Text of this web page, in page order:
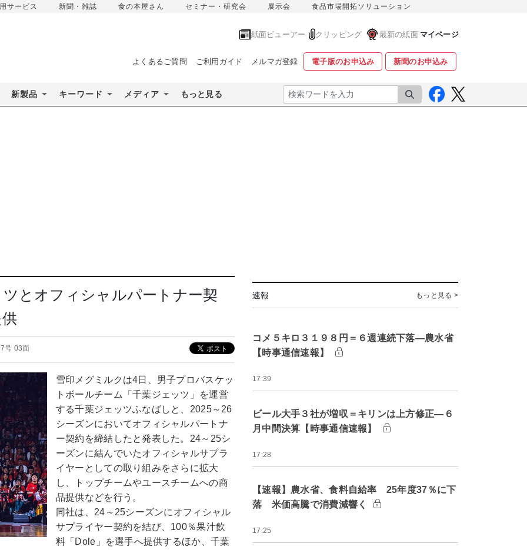
サービス 新聞・雑誌 食の本屋さん セミナー・研究会 展示会 食品市場開拓ソリューション
紙面ビューアー クリッピング 最新の紙面 マイページ
よくあるご質問 ご利用ガイド メルマガ登録 電子版のお申込み 新聞のお申込み
新製品 キーワード メディア もっと見る 検索
とオフィシャルパートナー契
号 03面
雪印メグミルクは4日、男子プロバスケッ
トボールチーム「千葉ジェッツ」を運営
する千葉ジェッツふなばしと、2025～26
シーズンにおいてオフィシャルパートナ
ー契約を締結したと発表した。24～25シ
ーズンに結んでいたオフィシャルサプラ
イヤーとしての取り組みをさらに拡大
し、トップチームやユースチームへの商
品提供などを行う。
同社は、24～25シーズンにオフィシャル
サプライヤー契約を結び、100％果汁飲
料「Dole」を選手へ提供するほか、千葉
速報 もっと見る >
コメ５キロ３１９８円＝６週連続下落―農水省
【時事通信速報】
17:39
ビール大手３社が増収＝キリンは上方修正―６
月中間決算【時事通信速報】
17:28
【速報】農水省、食料自給率 25年度37％に下
落 米価高騰で消費減響く
17:25